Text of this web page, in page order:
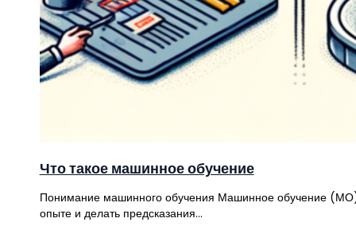
Что такое машинное обучение
Понимание машинного обучения Машинное обучение (МО)
опыте и делать предсказания…